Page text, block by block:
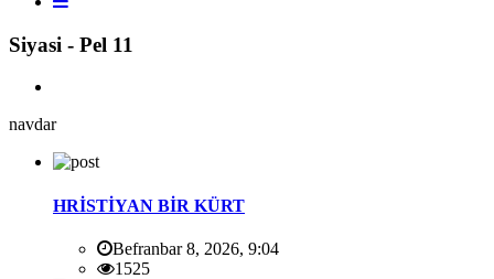
Siyasi - Pel 11
navdar
HRİSTİYAN BİR KÜRT
Befranbar 8, 2026, 9:04
1525